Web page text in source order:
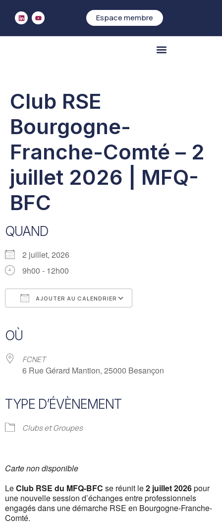
Espace membre
Club RSE
Bourgogne-
Franche-Comté – 2
juillet 2026 | MFQ-
BFC
QUAND
2 juillet, 2026
9h00 - 12h00
AJOUTER AU CALENDRIER
OÙ
FCNET
6 Rue Gérard Mantion, 25000 Besançon
TYPE D’ÉVÈNEMENT
Clubs et Groupes
Carte non disponible
LeClub RSE du MFQ-BFC se réunit le2 juillet 2026pour
une nouvelle session d’échanges entre professionnels
engagés dans une démarche RSE en Bourgogne-Franche-
Comté.